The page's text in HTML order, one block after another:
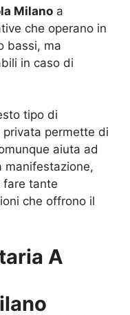
Milano a
che operano in
bassi, ma
in caso di
tipo di
privata permette di
aiuta ad
manifestazione,
fare tante
che offrono il
A